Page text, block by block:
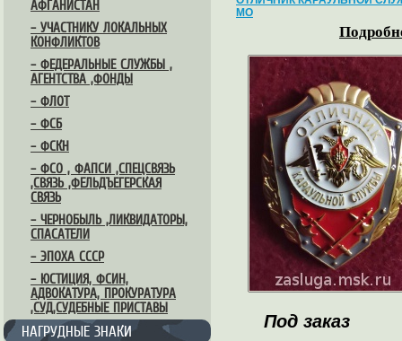
АФГАНИСТАН
– УЧАСТНИКУ ЛОКАЛЬНЫХ
КОНФЛИКТОВ
– ФЕДЕРАЛЬНЫЕ СЛУЖБЫ ,
АГЕНТСТВА ,ФОНДЫ
– ФЛОТ
– ФСБ
– ФСКН
– ФСО , ФАПСИ ,СПЕЦСВЯЗЬ
,СВЯЗЬ ,ФЕЛЬДЪЕГЕРСКАЯ
СВЯЗЬ
– ЧЕРНОБЫЛЬ ,ЛИКВИДАТОРЫ,
СПАСАТЕЛИ
– ЭПОХА СССР
– ЮСТИЦИЯ, ФСИН,
АДВОКАТУРА, ПРОКУРАТУРА
,СУД,СУДЕБНЫЕ ПРИСТАВЫ
НАГРУДНЫЕ ЗНАКИ
МО
Под заказ